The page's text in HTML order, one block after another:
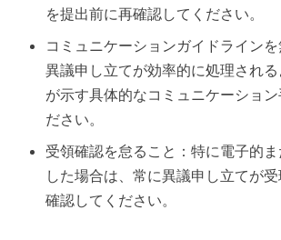
を提出前に再確認してください。
コミュニケーションガイドラインを
異議申し立てが効率的に処理され
が示す具体的なコミュニケーション
ださい。
受領確認を怠ること：特に電子的
した場合は、常に異議申し立てが
確認してください。